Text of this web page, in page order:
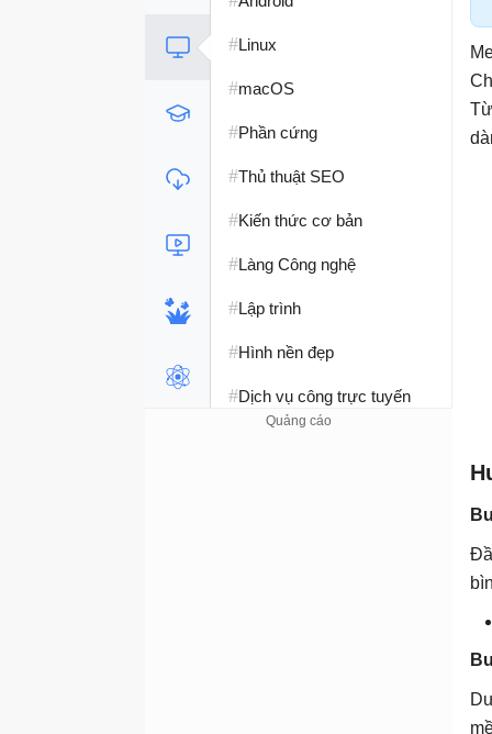
#Linux
#macOS
#Phần cứng
#Thủ thuật SEO
#Kiến thức cơ bản
#Làng Công nghệ
#Lập trình
#Hình nền đẹp
#Dịch vụ công trực tuyến